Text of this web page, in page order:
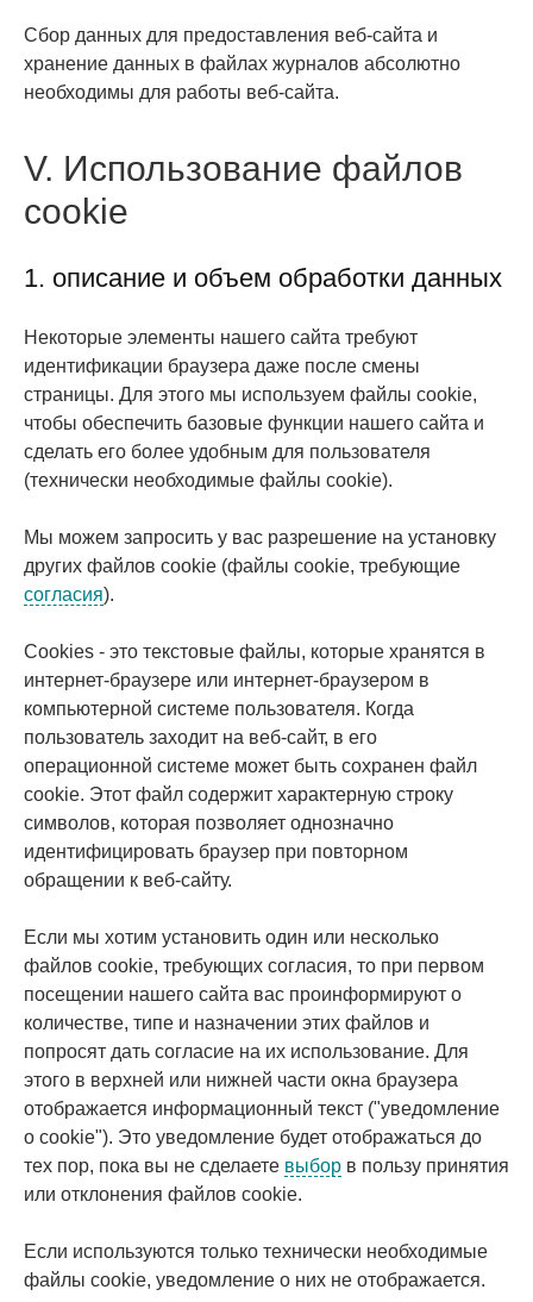
Сбор данных для предоставления веб-сайта и
хранение данных в файлах журналов абсолютно
необходимы для работы веб-сайта.
V. Использование файлов
cookie
1. описание и объем обработки данных
Некоторые элементы нашего сайта требуют
идентификации браузера даже после смены
страницы. Для этого мы используем файлы cookie,
чтобы обеспечить базовые функции нашего сайта и
сделать его более удобным для пользователя
(технически необходимые файлы cookie).
Мы можем запросить у вас разрешение на установку
других файлов cookie (файлы cookie, требующие
согласия).
Cookies - это текстовые файлы, которые хранятся в
интернет-браузере или интернет-браузером в
компьютерной системе пользователя. Когда
пользователь заходит на веб-сайт, в его
операционной системе может быть сохранен файл
cookie. Этот файл содержит характерную строку
символов, которая позволяет однозначно
идентифицировать браузер при повторном
обращении к веб-сайту.
Если мы хотим установить один или несколько
файлов cookie, требующих согласия, то при первом
посещении нашего сайта вас проинформируют о
количестве, типе и назначении этих файлов и
попросят дать согласие на их использование. Для
этого в верхней или нижней части окна браузера
отображается информационный текст ("уведомление
о cookie"). Это уведомление будет отображаться до
тех пор, пока вы не сделаете выбор в пользу принятия
или отклонения файлов cookie.
Если используются только технически необходимые
файлы cookie, уведомление о них не отображается.